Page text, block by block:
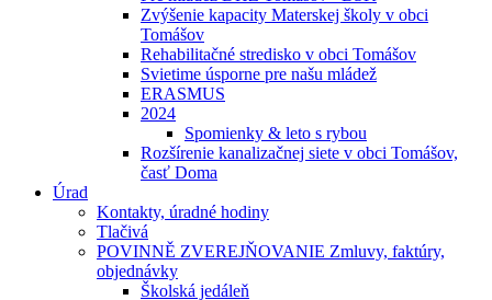
Zvýšenie kapacity Materskej školy v obci
Tomášov
Rehabilitačné stredisko v obci Tomášov
Svietime úsporne pre našu mládež
ERASMUS
2024
Spomienky & leto s rybou
Rozšírenie kanalizačnej siete v obci Tomášov,
časť Doma
Úrad
Kontakty, úradné hodiny
Tlačivá
POVINNĚ ZVEREJŇOVANIE Zmluvy, faktúry,
objednávky
Školská jedáleň